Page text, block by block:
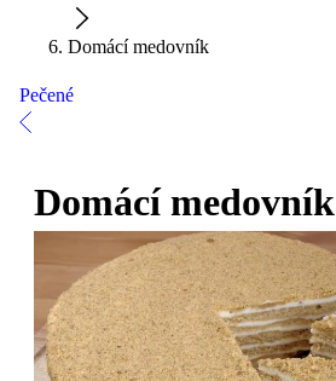
Domácí medovník
Pečené
Domácí medovník